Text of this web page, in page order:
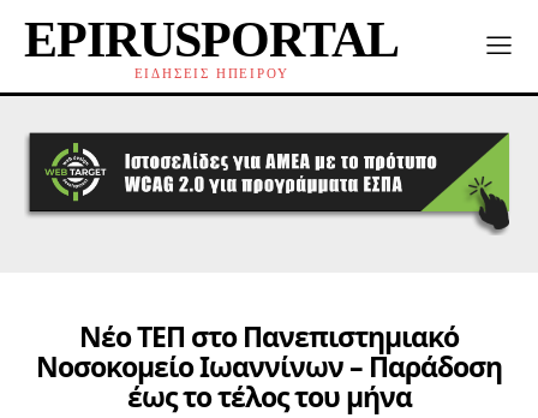
EPIRUSPORTAL
ΕΙΔΗΣΕΙΣ ΗΠΕΙΡΟΥ
Νέο ΤΕΠ στο Πανεπιστημιακό
Νοσοκομείο Ιωαννίνων – Παράδοση
έως το τέλος του μήνα